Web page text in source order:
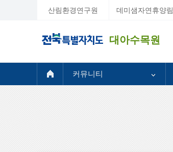
산림환경연구원 데미샘자연휴양림
대아수목원
커뮤니티